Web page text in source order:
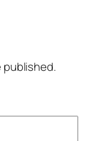
published.